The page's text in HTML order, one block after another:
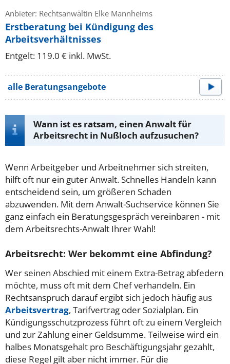
Anbieter: Rechtsanwältin Elke Mannheims
Erstberatung bei Kündigung des
Arbeitsverhältnisses
Entgelt: 119.0 € inkl. MwSt.
alle Beratungsangebote
Wann ist es ratsam, einen Anwalt für
Arbeitsrecht in Nußloch aufzusuchen?
Wenn Arbeitgeber und Arbeitnehmer sich streiten,
hilft oft nur ein guter Anwalt. Schnelles Handeln kann
entscheidend sein, um größeren Schaden
abzuwenden. Mit dem Anwalt-Suchservice können Sie
ganz einfach ein Beratungsgespräch vereinbaren - mit
dem Arbeitsrechts-Anwalt Ihrer Wahl!
Arbeitsrecht: Wer bekommt eine Abfindung?
Wer seinen Abschied mit einem Extra-Betrag abfedern
möchte, muss oft mit dem Chef verhandeln. Ein
Rechtsanspruch darauf ergibt sich jedoch häufig aus
Arbeitsvertrag, Tarifvertrag oder Sozialplan. Ein
Kündigungsschutzprozess führt oft zu einem Vergleich
und zur Zahlung einer Geldsumme. Teilweise wird ein
halbes Monatsgehalt pro Beschäftigungsjahr gezahlt,
diese Regel gilt aber nicht immer. Für die